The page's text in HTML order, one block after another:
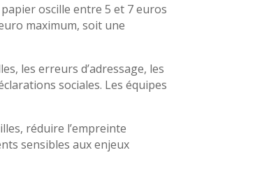
oscille entre 5 et 7 euros
maximum, soit une
les erreurs d’adressage, les
sociales. Les équipes
réduire l’empreinte
sensibles aux enjeux